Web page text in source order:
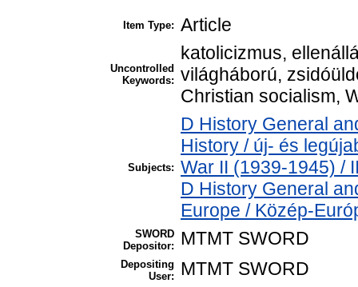
Item Type: Article
Uncontrolled
Keywords:
katolicizmus,
világháború,
Christian socialism,
Subjects:
D History General
History / új- és
War II (1939-1945) /
D History General
Europe / Közép-
SWORD
Depositor:
MTMT SWORD
Depositing
User:
MTMT SWORD